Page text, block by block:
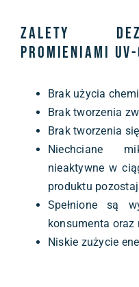
Zalety
promieniami UV-
Brak użycia
Brak tworzenia
Brak tworzenia
Niechciane
nieaktywne w
produktu
Spełnione są
konsumenta oraz
Niskie zużycie